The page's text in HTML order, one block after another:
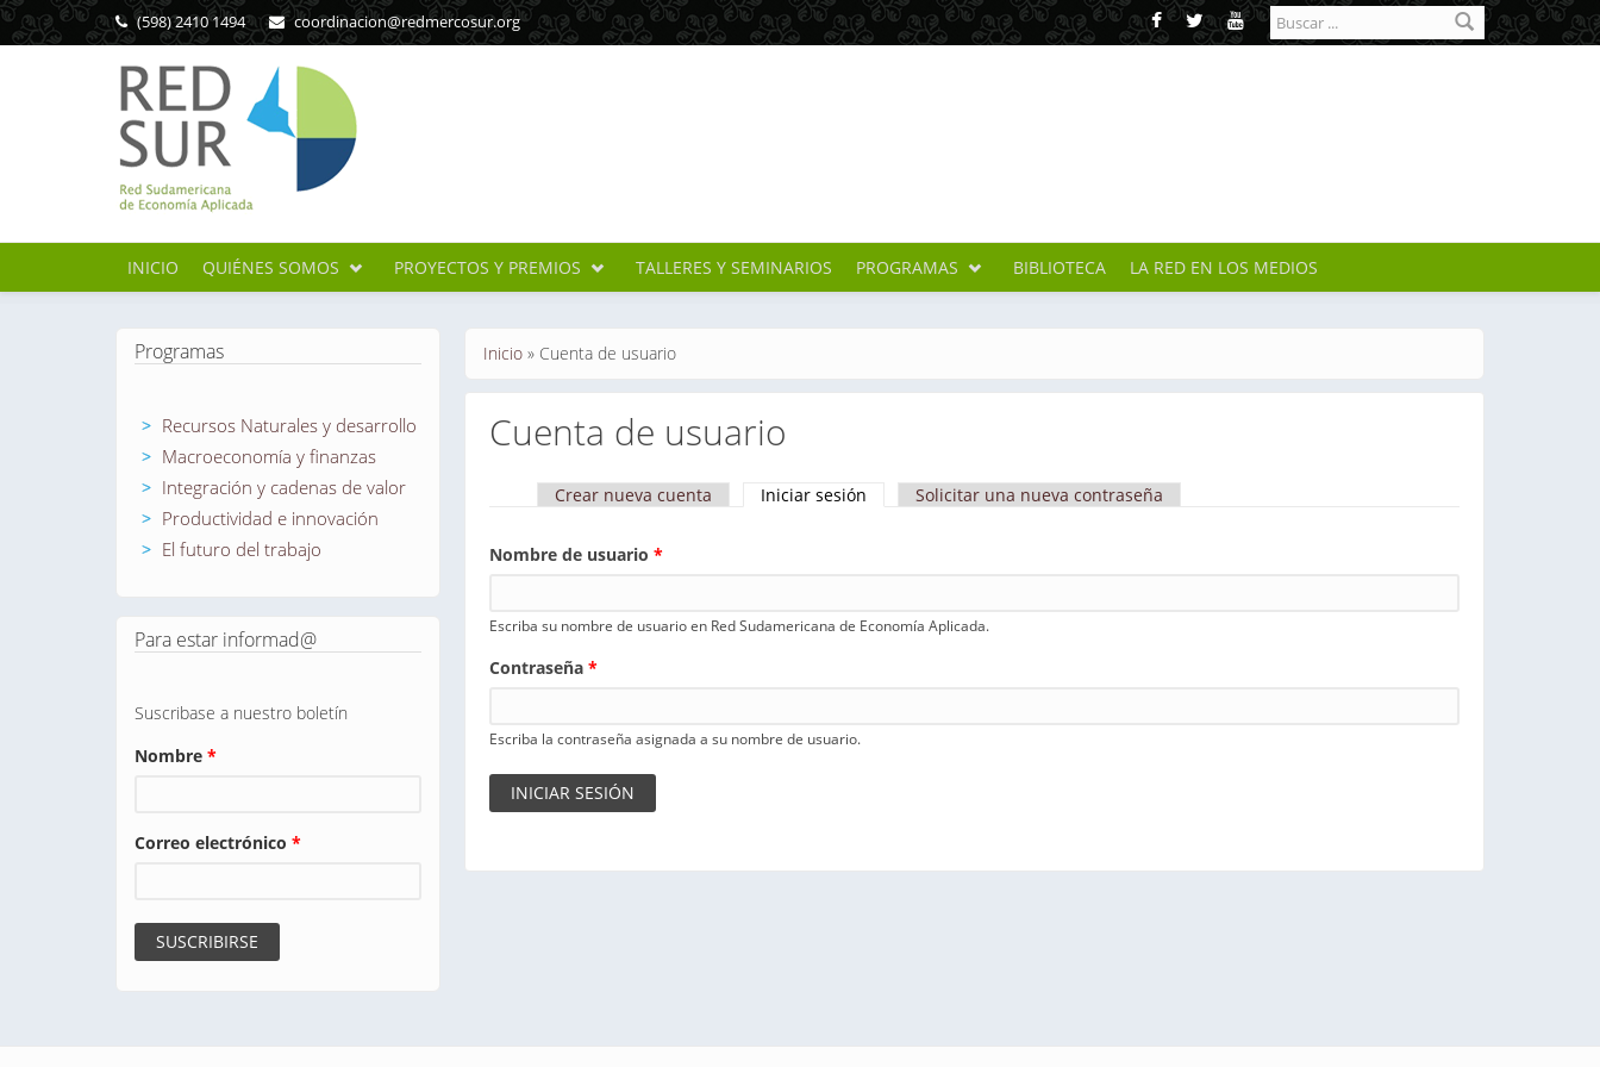
Pasar al contenido principal
(598) 2410 1494 coordinacion@redmercosur.org
Formulario de
búsqueda
INICIO QUIÉNES SOMOS PROYECTOS Y PREMIOS TALLERES Y SEMINARIOS PROGRAMAS BIBLIOTECA LA RED EN LOS MEDIOS
Programas
Recursos Naturales y desarrollo
Macroeconomía y finanzas
Integración y cadenas de valor
Productividad e innovación
El futuro del trabajo
Para estar informad@
Suscribase a nuestro boletín
Nombre *
Correo electrónico *
Se encuentra usted aquí
Inicio » Cuenta de usuario
Cuenta de usuario
Solapas principales
Crear nueva cuenta Iniciar sesión (solapa activa)
Solicitar una nueva contraseña
Nombre de usuario *
Escriba su nombre de usuario en Red Sudamericana de Economía Aplicada.
Contraseña *
Escriba la contraseña asignada a su nombre de usuario.